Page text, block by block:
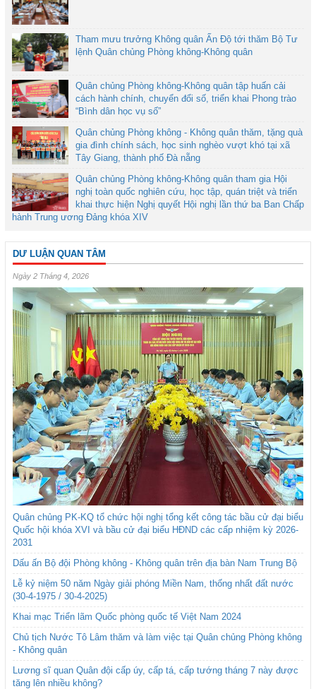
Tham mưu trưởng Không quân Ấn Độ tới thăm Bộ Tư
lệnh Quân chủng Phòng không-Không quân
Quân chủng Phòng không-Không quân tập huấn cải
cách hành chính, chuyển đổi số, triển khai Phong trào
“Bình dân học vụ số”
Quân chủng Phòng không - Không quân thăm, tặng quà
gia đình chính sách, học sinh nghèo vượt khó tại xã
Tây Giang, thành phố Đà nẵng
Quân chủng Phòng không-Không quân tham gia Hội
nghị toàn quốc nghiên cứu, học tập, quán triệt và triển
khai thực hiện Nghị quyết Hội nghị lần thứ ba Ban Chấp
hành Trung ương Đảng khóa XIV
DƯ LUẬN QUAN TÂM
Ngày 2 Tháng 4, 2026
Quân chủng PK-KQ tổ chức hội nghị tổng kết công tác bầu cử đại biểu
Quốc hội khóa XVI và bầu cử đại biểu HĐND các cấp nhiệm kỳ 2026-
2031
Dấu ấn Bộ đội Phòng không - Không quân trên địa bàn Nam Trung Bộ
Lễ kỷ niệm 50 năm Ngày giải phóng Miền Nam, thống nhất đất nước
(30-4-1975 / 30-4-2025)
Khai mạc Triển lãm Quốc phòng quốc tế Việt Nam 2024
Chủ tịch Nước Tô Lâm thăm và làm việc tại Quân chủng Phòng không
- Không quân
Lương sĩ quan Quân đội cấp úy, cấp tá, cấp tướng tháng 7 này được
tăng lên nhiều không?